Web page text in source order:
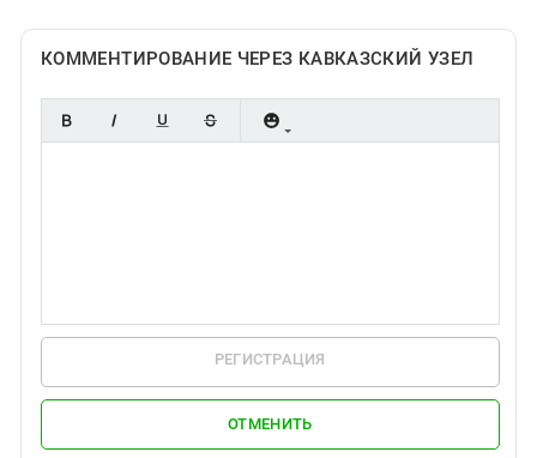
КОММЕНТИРОВАНИЕ ЧЕРЕЗ КАВКАЗСКИЙ УЗЕЛ
РЕГИСТРАЦИЯ
ОТМЕНИТЬ